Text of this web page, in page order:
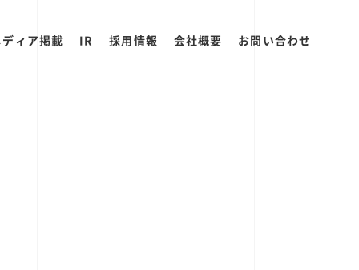
ィア掲載 IR 採用情報 会社概要 お問い合わせ